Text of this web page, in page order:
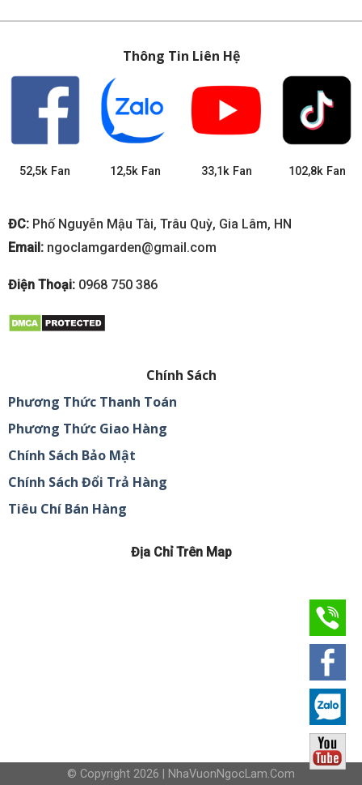
Thông Tin Liên Hệ
52,5k Fan 12,5k Fan 33,1k Fan 102,8k Fan
ĐC: Phố Nguyễn Mậu Tài, Trâu Quỳ, Gia Lâm, HN
Email: ngoclamgarden@gmail.com
Điện Thoại: 0968 750 386
Chính Sách
Phương Thức Thanh Toán
Phương Thức Giao Hàng
Chính Sách Bảo Mật
Chính Sách Đổi Trả Hàng
Tiêu Chí Bán Hàng
Địa Chỉ Trên Map
© Copyright 2026 | NhaVuonNgocLam.Com